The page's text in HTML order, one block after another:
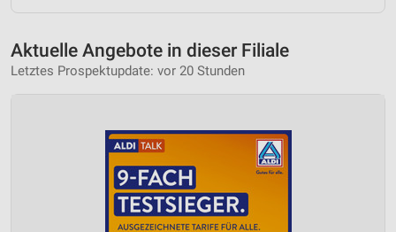
Aktuelle Angebote in dieser Filiale
Letztes Prospektupdate: vor 20 Stunden